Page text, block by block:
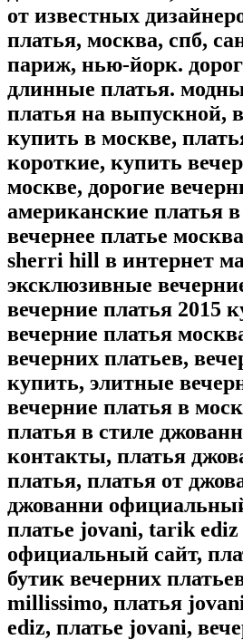
от известных
платья, москва, спб,
париж, нью-йорк.
длинные платья.
платья на выпускной,
купить в москве,
короткие, купить
москве, дорогие
американские платья
вечернее платье
sherri hill в интернет
эксклюзивные
вечерние платья 2015
вечерние платья
вечерних платьев,
купить, элитные
вечерние платья в
платья в стиле
контакты, платья
платья, платья от
джованни
платье jovani, tarik
официальный сайт,
бутик вечерних
millissimo, платья
ediz, платье jovani,